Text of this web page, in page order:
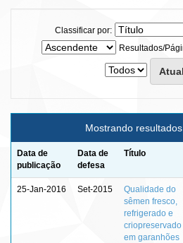
Classificar por:
Resultados/
Mostrando
Data de
publicação
Data de
defesa
Título
25-Jan-2016 Set-2015
Qualidade do
sêmen fresco,
refrigerado e
criopreservado
em garanhões